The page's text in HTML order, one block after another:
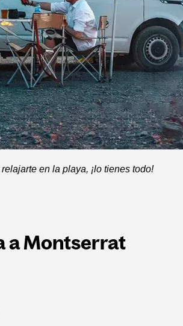
en la playa, ¡lo tienes todo!
a Montserrat